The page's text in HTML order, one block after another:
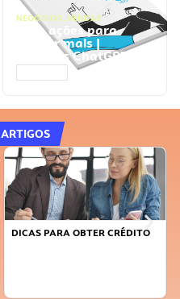
NEGÓCIOS, VENDAS
Faça ações para
vender mais |
Prompts ChatGPT
DICAS PARA OBTER CRÉDITO